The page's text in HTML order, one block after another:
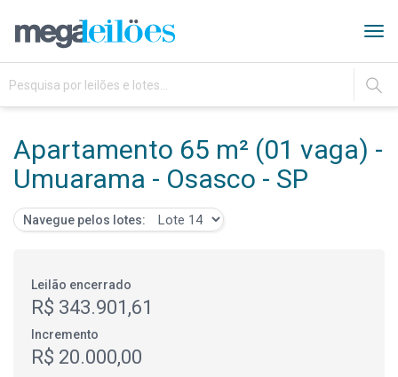
IR
Apartamento 65 m² (01 vaga) -
Umuarama - Osasco - SP
Navegue pelos lotes:
Leilão encerrado
R$ 343.901,61
Incremento
R$ 20.000,00